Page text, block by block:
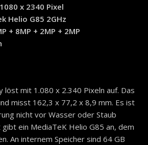
x 2340 Pixel
Helio G85 2GHz
+ 8MP + 2MP + 2MP
löst mit 1.080 x 2.340 Pixeln auf. Das
misst 162,3 x 77,2 x 8,9 mm. Es ist
nicht vor Wasser oder Staub
ein MediaTeK Helio G85 an, dem
An internem Speicher sind 64 GB